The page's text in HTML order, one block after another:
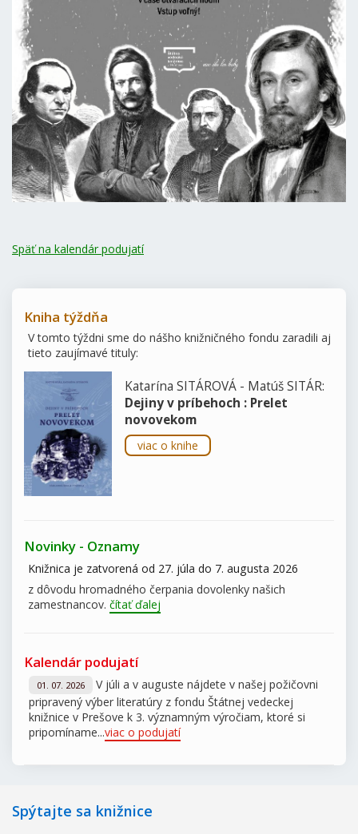
Späť na kalendár podujatí
Kniha týždňa
V tomto týždni sme do nášho knižničného fondu zaradili aj
tieto zaujímavé tituly:
Katarína SITÁROVÁ - Matúš SITÁR:
Dejiny v príbehoch : Prelet
novovekom
viac o knihe
Novinky - Oznamy
Knižnica je zatvorená od 27. júla do 7. augusta 2026
z dôvodu hromadného čerpania dovolenky našich
zamestnancov. čítať ďalej
Kalendár podujatí
01. 07. 2026
V júli a v auguste nájdete v našej požičovni
pripravený výber literatúry z fondu Štátnej vedeckej
knižnice v Prešove k 3. významným výročiam, ktoré si
pripomíname...viac o podujatí
Spýtajte sa knižnice